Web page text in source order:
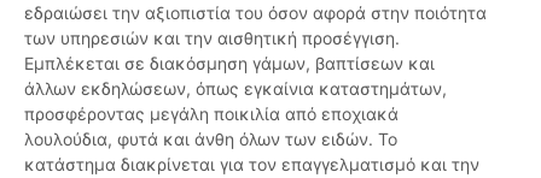
εδραιώσει την αξιοπιστία του όσον αφορά στην ποιότητα
των υπηρεσιών και την αισθητική προσέγγιση.
Εμπλέκεται σε διακόσμηση γάμων, βαπτίσεων και
άλλων εκδηλώσεων, όπως εγκαίνια καταστημάτων,
προσφέροντας μεγάλη ποικιλία από εποχιακά
λουλούδια, φυτά και άνθη όλων των ειδών. Το
κατάστημα διακρίνεται για τον επαγγελματισμό και την